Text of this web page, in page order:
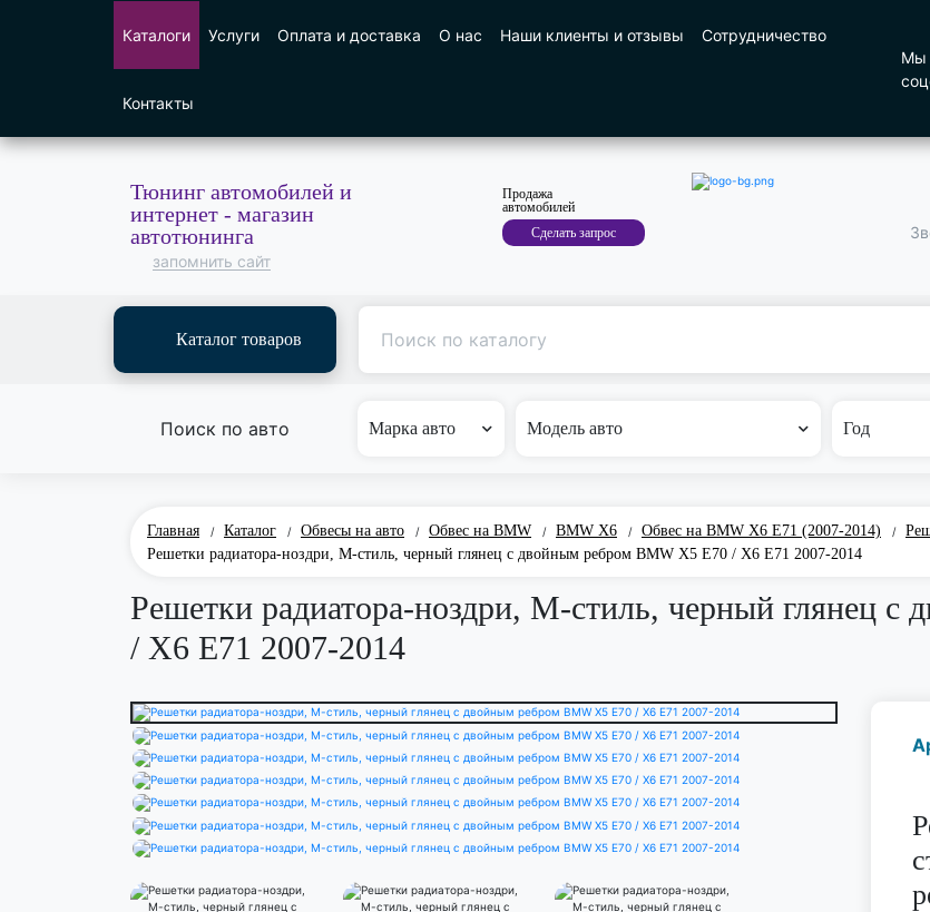
Каталоги Услуги Оплата и доставка О нас Наши клиенты и отзывы Сотрудничество
Контакты
Мы
Тюнинг автомобилей и
интернет - магазин
автотюнинга
запомнить сайт
Продажа
автомобилей
Сделать запрос
Каталог товаров
Поиск по авто Марка авто Модель авто Год
Главная / Каталог / Обвесы на авто / Обвес на BMW / BMW Х6 / Обвес на BMW X6 E71 (2007-2014) /
Решетки радиатора-ноздри, М-стиль, черный глянец с двойным ребром BMW X5 E70 / X6 E71 2007-2014
Решетки радиатора-ноздри, М-стиль, черный глянец
/ X6 E71 2007-2014